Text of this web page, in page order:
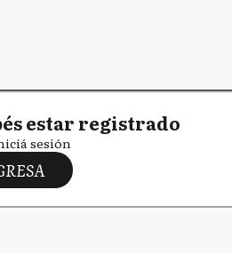
estar registrado
sesión